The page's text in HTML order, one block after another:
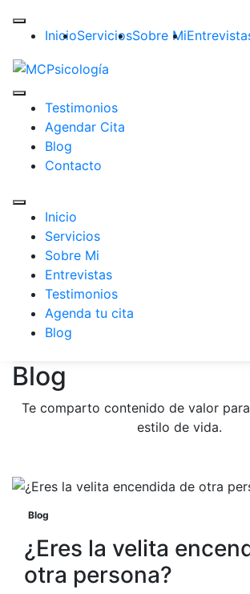
InicioServiciosSobre Mi
Testimonios
Agendar Cita
Blog
Contacto
Inicio
Servicios
Sobre Mi
Entrevistas
Testimonios
Agenda tu cita
Blog
Blog
Te comparto contenido de valor
estilo de vida.
Blog
¿Eres la velita
otra persona?